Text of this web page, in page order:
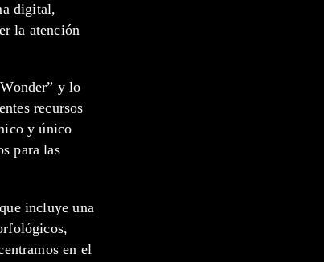
digital,
la atención
y lo
recursos
y único
para las
incluye una
en el